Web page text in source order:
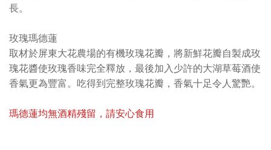
長。
玫瑰瑪德蓮
取材於屏東大花農場的有機玫瑰花瓣，將新鮮花瓣自製成玫
瑰花醬使玫瑰香味完全釋放，最後加入少許的大湖草莓酒使
香氣更為豐富。吃得到完整玫瑰花瓣，香氣十足令人驚艷。
瑪德蓮均無酒精殘留 ，請安心食用